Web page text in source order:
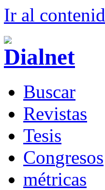
Ir al contenid
Buscar
Revistas
Tesis
Congresos
métricas